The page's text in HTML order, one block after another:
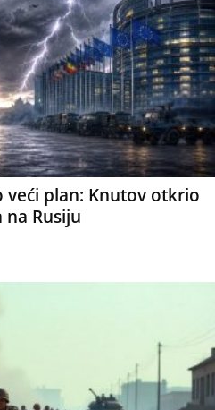
veći plan: Knutov otkrio
Rusiju